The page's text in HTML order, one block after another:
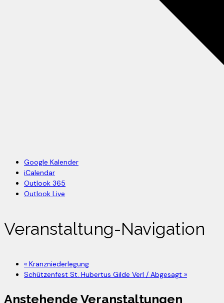
Google Kalender
iCalendar
Outlook 365
Outlook Live
Veranstaltung-Navigation
« Kranzniederlegung
Schützenfest St. Hubertus Gilde Verl / Abgesagt »
Anstehende Veranstaltungen